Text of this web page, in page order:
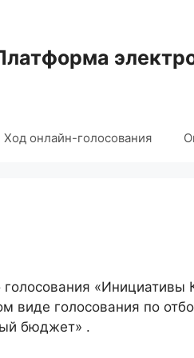
Ход онлайн-голосования
«Инициативы
виде голосования по
бюджет» .